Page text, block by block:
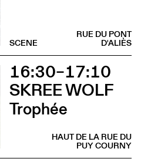
RUE DU PONT
D'ALIÈS
SCENE
16:30–17:10
SKREE WOLF
Trophée
HAUT DE LA RUE DU
PUY COURNY